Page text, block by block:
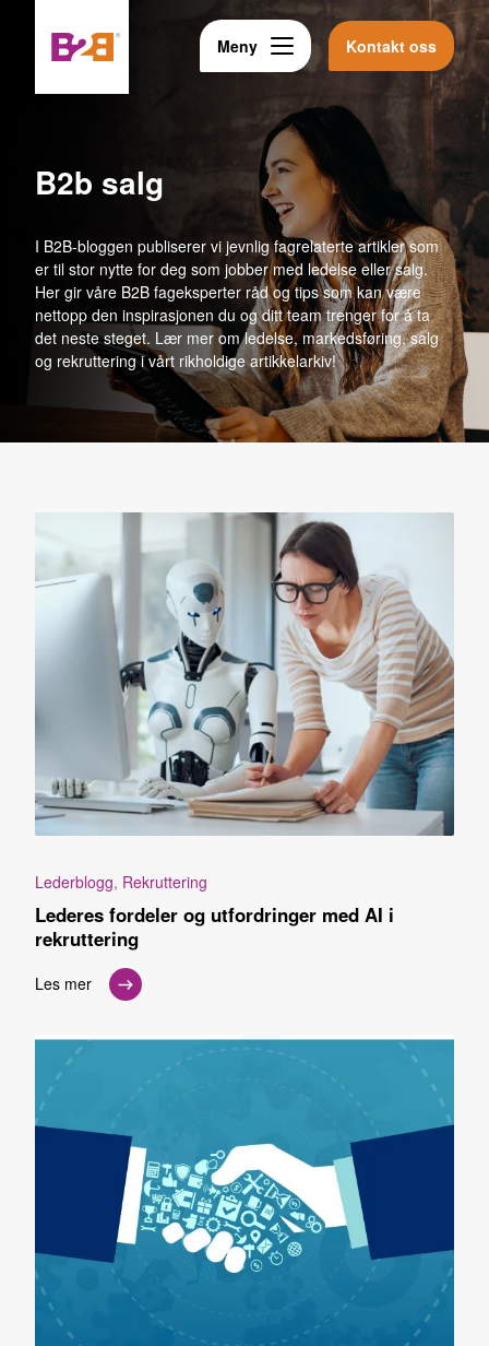
Meny Kontakt oss
b2b salg
I B2B-bloggen publiserer vi jevnlig fagrelaterte artikler som
er til stor nytte for deg som jobber med ledelse eller salg.
Her gir våre B2B fageksperter råd og tips som kan være
nettopp den inspirasjonen du og ditt team trenger for å ta
det neste steget. Lær mer om ledelse, markedsføring, salg
og rekruttering i vårt rikholdige artikkelarkiv!
Lederblogg, Rekruttering
Lederes fordeler og utfordringer med AI i
rekruttering
Les mer